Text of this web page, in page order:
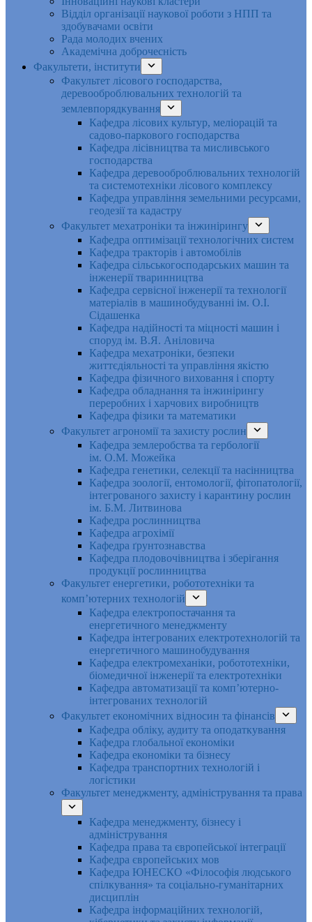
Відділ організації наукової роботи з НПП та
здобувачами освіти
Рада молодих вчених
Академічна доброчесність
Факультети, інститути
Факультет лісового господарства,
деревооброблювальних технологій та
землевпорядкування
Кафедра лісових культур, меліорацій та
садово-паркового господарства
Кафедра лісівництва та мисливського
господарства
Кафедра деревооброблювальних технологій
та системотехніки лісового комплексу
Кафедра управління земельними ресурсами,
геодезії та кадастру
Факультет мехатроніки та інжинірингу
Кафедра оптимізації технологічних систем
Кафедра тракторів і автомобілів
Кафедра сільськогосподарських машин та
інженерії тваринництва
Кафедра cервісної інженерії та технології
матеріалів в машинобудуванні ім. О.І.
Сідашенка
Кафедра надійності та міцності машин і
споруд ім. В.Я. Аніловича
Кафедра мехатроніки, безпеки
життєдіяльності та управління якістю
Кафедра фізичного виховання і спорту
Кафедра обладнання та інжинірингу
переробних і харчових виробництв
Кафедра фізики та математики
Факультет агрономії та захисту рослин
Кафедра землеробства та гербології
ім. О.М. Можейка
Кафедра генетики, селекції та насінництва
Кафедра зоології, ентомології, фітопатології,
інтегрованого захисту і карантину рослин
ім. Б.М. Литвинова
Кафедра рослинництва
Кафедра агрохімії
Кафедра ґрунтознавства
Кафедра плодовочівництва і зберігання
продукції рослинництва
Факультет енергетики, робототехніки та
комп’ютерних технологій
Кафедра електропостачання та
енергетичного менеджменту
Кафедра інтегрованих електротехнологій та
енергетичного машинобудування
Кафедра електромеханіки, робототехніки,
біомедичної інженерії та електротехніки
Кафедра автоматизації та комп’ютерно-
інтегрованих технологій
Факультет економічних відносин та фінансів
Кафедра обліку, аудиту та оподаткування
Кафедра глобальної економіки
Кафедра економіки та бізнесу
Кафедра транспортних технологій і
логістики
Факультет менеджменту, адміністрування та права
Кафедра менеджменту, бізнесу і
адміністрування
Кафедра права та європейської інтеграції
Кафедра європейських мов
Кафедра ЮНЕСКО «Філософія людського
спілкування» та соціально-гуманітарних
дисциплін
Кафедра інформаційних технологій,